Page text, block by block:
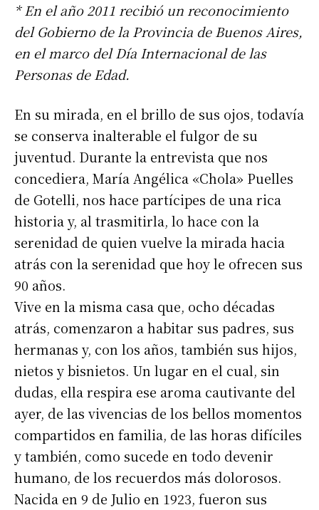
* En el año 2011 recibió un reconocimiento
del Gobierno de la Provincia de Buenos Aires,
en el marco del Día Internacional de las
Personas de Edad.
En su mirada, en el brillo de sus ojos, todavía
se conserva inalterable el fulgor de su
juventud. Durante la entrevista que nos
concediera, María Angélica «Chola» Puelles
de Gotelli, nos hace partícipes de una rica
historia y, al trasmitirla, lo hace con la
serenidad de quien vuelve la mirada hacia
atrás con la serenidad que hoy le ofrecen sus
90 años.
Vive en la misma casa que, ocho décadas
atrás, comenzaron a habitar sus padres, sus
hermanas y, con los años, también sus hijos,
nietos y bisnietos. Un lugar en el cual, sin
dudas, ella respira ese aroma cautivante del
ayer, de las vivencias de los bellos momentos
compartidos en familia, de las horas difíciles
y también, como sucede en todo devenir
humano, de los recuerdos más dolorosos.
Nacida en 9 de Julio en 1923, fueron sus